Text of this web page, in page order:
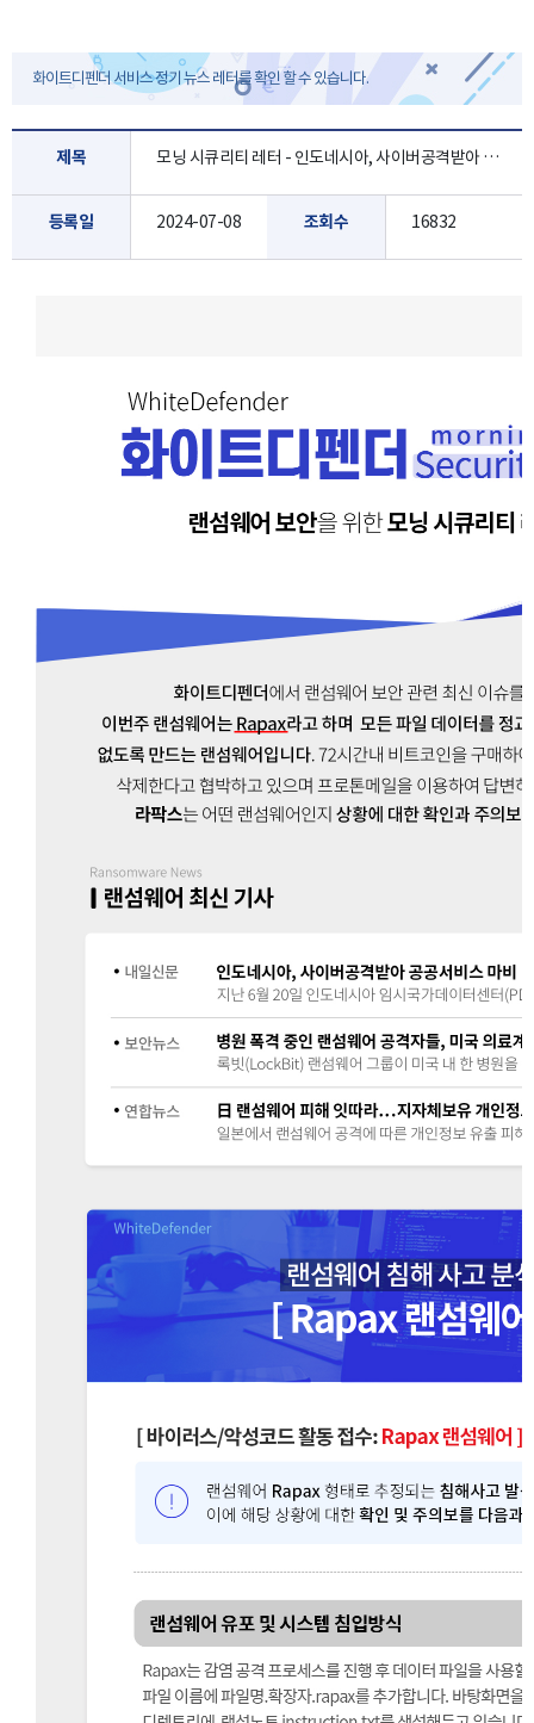
화이트디펜더 서비스 정기 뉴스 레터를 확인 할 수 있습니다.
제목 모닝 시큐리티 레터 - 인도네시아, 사이버공격받아 공공서비스 마비 [7월 2주]
등록일 2024-07-08 조회수 16832